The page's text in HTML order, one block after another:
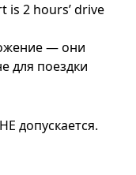
is 2 hours’ drive
— они
для поездки
допускается.